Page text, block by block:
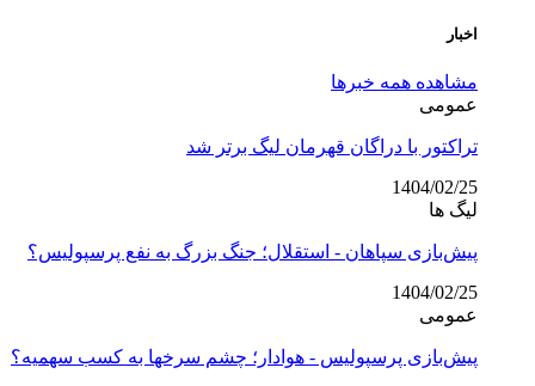
اخبار
مشاهده همه خبرها
عمومی
تراکتور با دراگان قهرمان لیگ برتر شد
1404/02/25
لیگ ها
پیش‌بازی سپاهان - استقلال؛ جنگ بزرگ به نفع پرسپولیس؟
1404/02/25
عمومی
پیش‌بازی پرسپولیس - هوادار؛ چشم سرخها به کسب سهمیه؟